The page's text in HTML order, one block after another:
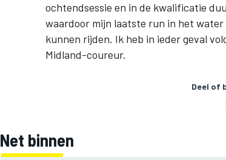
ochtendsessie en in de kwalificatie
waardoor mijn laatste run in het
kunnen rijden. Ik heb in ieder geval
Midland-coureur.
Deel of
Net binnen